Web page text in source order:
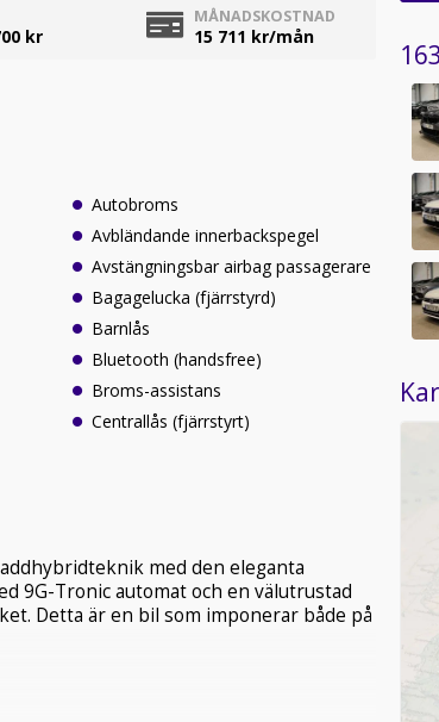
kr
MÅNADSKOSTNAD
15 711 kr/mån
Autobroms
Avbländande innerbackspegel
Avstängningsbar airbag passagerare
Bagagelucka (fjärrstyrd)
Barnlås
Bluetooth (handsfree)
Broms-assistans
Centrallås (fjärrstyrt)
med den eleganta
9G-Tronic automat och en välutrustad
Detta är en bil som imponerar både på